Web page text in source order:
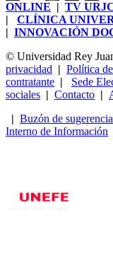
ONLINE | TV
| CLÍNICA
| INNOVACIÓN
© Universidad Rey
privacidad | Política
contratante | Sede
sociales | Contacto |
| Buzón de
Interno de Información